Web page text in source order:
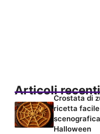
Articoli recenti
Crostata di
ricetta
Halloween